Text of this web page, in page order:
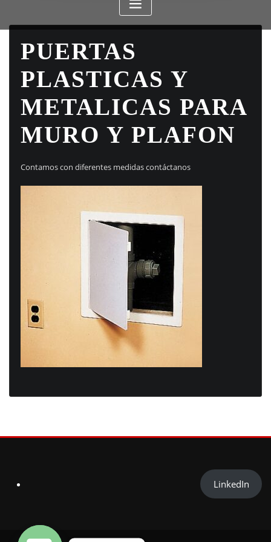
PUERTAS
PLASTICAS Y
METALICAS PARA
MURO Y PLAFON
Contamos con diferentes medidas contáctanos
LinkedIn